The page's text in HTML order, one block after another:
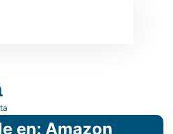
en: Amazon